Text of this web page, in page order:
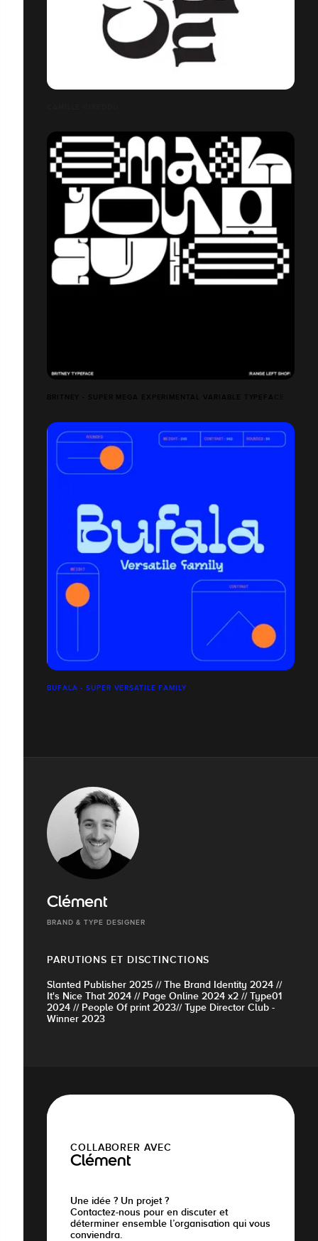
BRITNEY - SUPER MEGA EXPERIMENTAL VARIABLE TYPEFACE
BUFALA - SUPER VERSATILE FAMILY
Clément
BRAND & TYPE DESIGNER
PARUTIONS ET DISCTINCTIONS
Slanted Publisher 2025 // The Brand Identity 2024 //
It's Nice That 2024 // Page Online 2024 x2 // Type01
2024 // People Of print 2023// Type Director Club -
Winner 2023
COLLABORER AVEC
Clément
Une idée ? Un projet ?
Contactez-nous pour en discuter et
déterminer ensemble l’organisation qui vous
conviendra.